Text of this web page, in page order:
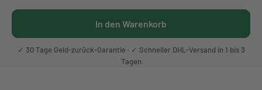
In den Warenkorb
✓ 30 Tage Geld-zurück-Garantie · ✓ Schneller DHL-Versand in 1 bis 3
Tagen